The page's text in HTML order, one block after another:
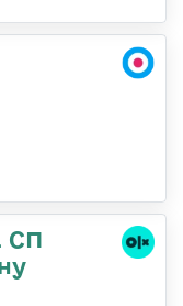
СП